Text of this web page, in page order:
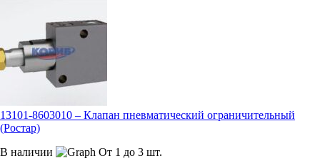
13101-8603010 – Клапан пневматический ограничительный
(Ростар)
В наличии
От 1 до 3 шт.